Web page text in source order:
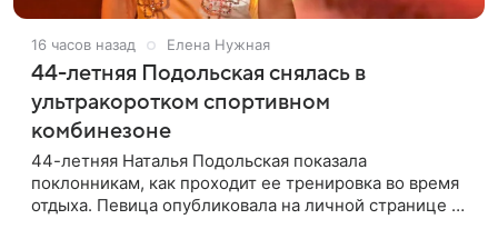
16 часов назад Елена Нужная
44-летняя Подольская снялась в
ультракоротком спортивном
комбинезоне
44-летняя Наталья Подольская показала
поклонникам, как проходит ее тренировка во время
отдыха. Певица опубликовала на личной странице в